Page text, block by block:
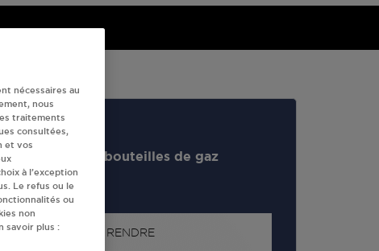
Revendeur de bouteilles de gaz
S'Y RENDRE
nécessaires au
nous
traitements
consultées,
et vos
à l’exception
Le refus ou le
ou
non
savoir plus :